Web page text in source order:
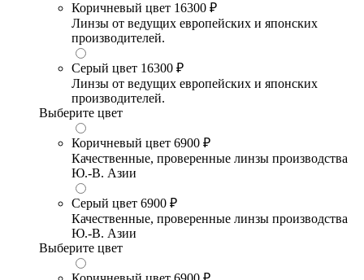
Коричневый цвет 16300 ₽
Линзы от ведущих европейских и японских
производителей.
Серый цвет 16300 ₽
Линзы от ведущих европейских и японских
производителей.
Выберите цвет
Коричневый цвет 6900 ₽
Качественные, проверенные линзы производства
Ю.-В. Азии
Серый цвет 6900 ₽
Качественные, проверенные линзы производства
Ю.-В. Азии
Выберите цвет